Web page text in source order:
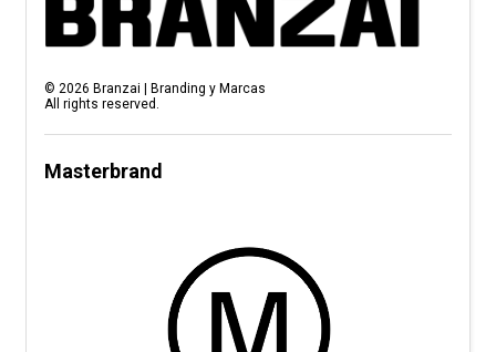
© 2026 Branzai | Branding y Marcas
All rights reserved.
Masterbrand